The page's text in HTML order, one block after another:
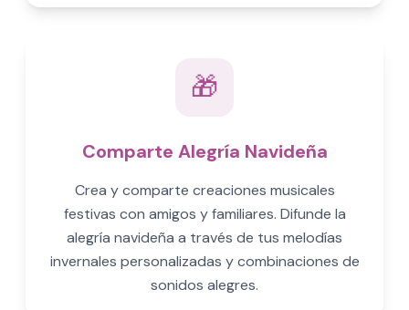
🎁
Comparte Alegría Navideña
Crea y comparte creaciones musicales
festivas con amigos y familiares. Difunde la
alegría navideña a través de tus melodías
invernales personalizadas y combinaciones de
sonidos alegres.